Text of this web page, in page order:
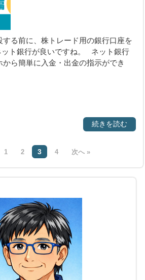
る前に、株トレード用の銀行口座を
ト銀行が良いですね。 ネット銀行
ら簡単に入金・出金の指示ができ
続きを読む
1 2 3 4 次へ »